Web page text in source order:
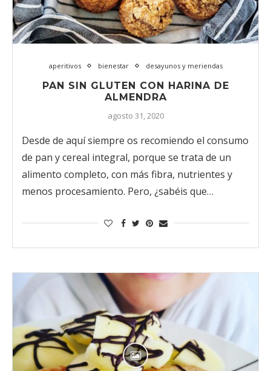
aperitivos bienestar desayunos y meriendas
PAN SIN GLUTEN CON HARINA DE
ALMENDRA
agosto 31, 2020
Desde de aquí siempre os recomiendo el consumo
de pan y cereal integral, porque se trata de un
alimento completo, con más fibra, nutrientes y
menos procesamiento. Pero, ¿sabéis que…